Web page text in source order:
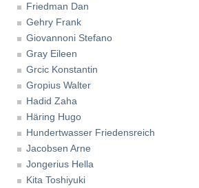
Friedman Dan
Gehry Frank
Giovannoni Stefano
Gray Eileen
Grcic Konstantin
Gropius Walter
Hadid Zaha
Häring Hugo
Hundertwasser Friedensreich
Jacobsen Arne
Jongerius Hella
Kita Toshiyuki